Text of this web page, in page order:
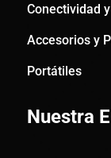
Conectividad
Accesorios y
Portátiles
Nuestra